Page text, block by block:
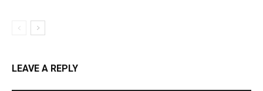
LEAVE A REPLY